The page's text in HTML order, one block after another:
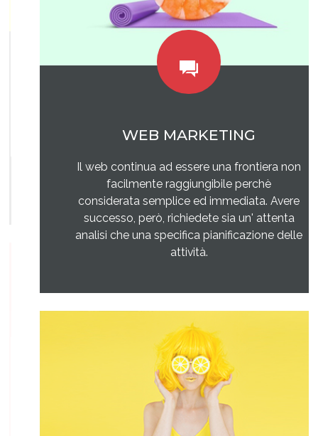
WEB MARKETING
Il web continua ad essere una frontiera non
facilmente raggiungibile perchè
considerata semplice ed immediata. Avere
successo, però, richiedete sia un' attenta
analisi che una specifica pianificazione delle
attività.